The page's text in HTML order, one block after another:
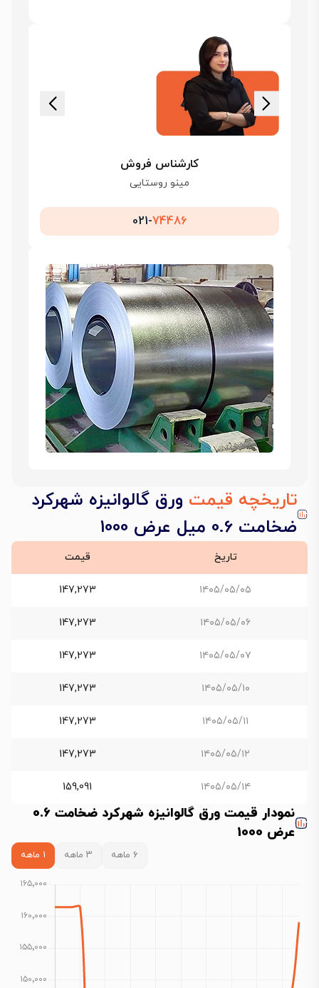
کارشناس فروش
مینو روستایی
021-74486
تاریخچه قیمت ورق گالوانیزه شهرکرد
ضخامت 0.6 میل عرض 1000
تاریخ قیمت
۱۴۰۵/۰۵/۰۵ 147,273
۱۴۰۵/۰۵/۰۶ 147,273
۱۴۰۵/۰۵/۰۷ 147,273
۱۴۰۵/۰۵/۱۰ 147,273
۱۴۰۵/۰۵/۱۱ 147,273
۱۴۰۵/۰۵/۱۲ 147,273
۱۴۰۵/۰۵/۱۴ 159,091
نمودار قیمت ورق گالوانیزه شهرکرد ضخامت 0.6
عرض 1000
۶ ماهه ۳ ماهه ۱ ماهه